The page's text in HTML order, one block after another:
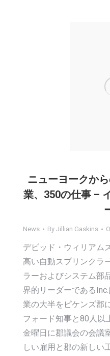
ニューヨークか
業、350の仕事 –
News By Jillian Gaskins
デビッド・ウィリアム
高い自動スプリンクラ
ラーおよびシステム部
界的リーダーである
業の大半をピケンズ郡
フォード知事と80人以
金曜日に郡議会の会議
しい雇用と郡の新しい